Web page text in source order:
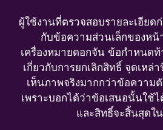
ผู้ใช้งานที่ตรวจสอบรายละเอีย
กับข้อความส่วนเล็กของหน้
เครื่องหมายดอกจัน ข้อกำหนด
เกี่ยวกับการยกเลิกสิทธิ์ จุดเหล่
เห็นภาพจริงมากกว่าข้อความ
เพราะบอกได้ว่าข้อเสนอนั้นใช้ไ
และสิทธิ์จะสิ้นสุดใ